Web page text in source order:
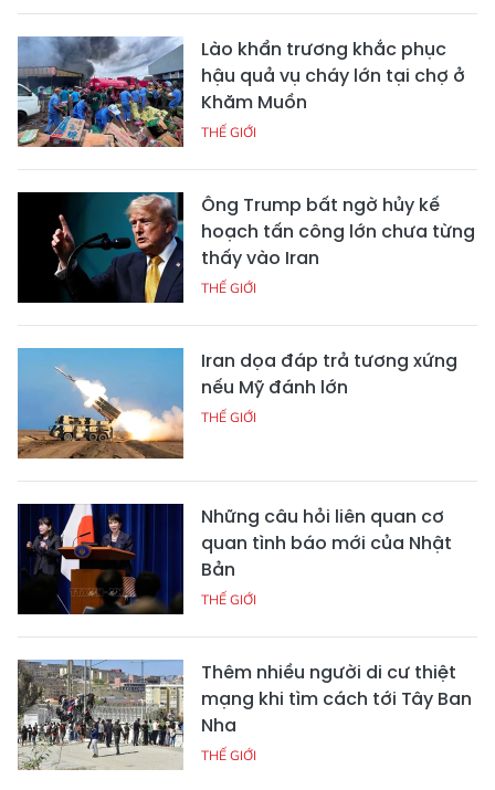
Lào khẩn trương khắc phục
hậu quả vụ cháy lớn tại chợ ở
Khăm Muồn
THẾ GIỚI
Ông Trump bất ngờ hủy kế
hoạch tấn công lớn chưa từng
thấy vào Iran
THẾ GIỚI
Iran dọa đáp trả tương xứng
nếu Mỹ đánh lớn
THẾ GIỚI
Những câu hỏi liên quan cơ
quan tình báo mới của Nhật
Bản
THẾ GIỚI
Thêm nhiều người di cư thiệt
mạng khi tìm cách tới Tây Ban
Nha
THẾ GIỚI